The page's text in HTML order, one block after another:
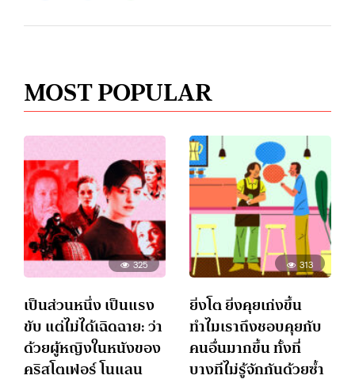
MOST POPULAR
325
เป็นส่วนหนึ่ง เป็นแรง
ขับ แต่ไม่ได้เฉิดฉาย: ว่า
ด้วยผู้หญิงในหนังของ
คริสโตเฟอร์ โนแลน
313
ยิ่งโต ยิ่งคุยเก่งขึ้น
ทำไมเราถึงชอบคุยกับ
คนอื่นมากขึ้น ทั้งที่
บางทีไม่รู้จักกันด้วยซ้ำ